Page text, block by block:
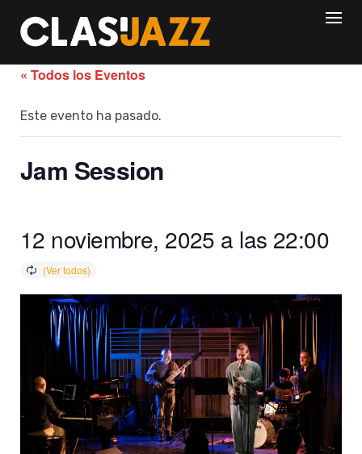
content
« Todos los Eventos
Este evento ha pasado.
Jam Session
12 noviembre, 2025 a las 22:00